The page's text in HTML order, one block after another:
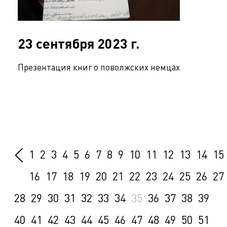
23 сентября 2023 г.
Презентация книг о поволжских немцах
1 2 3 4 5 6 7 8 9 10 11 12 13 14 15
16 17 18 19 20 21 22 23 24 25 26 27
28 29 30 31 32 33 34 35 36 37 38 39
40 41 42 43 44 45 46 47 48 49 50 51